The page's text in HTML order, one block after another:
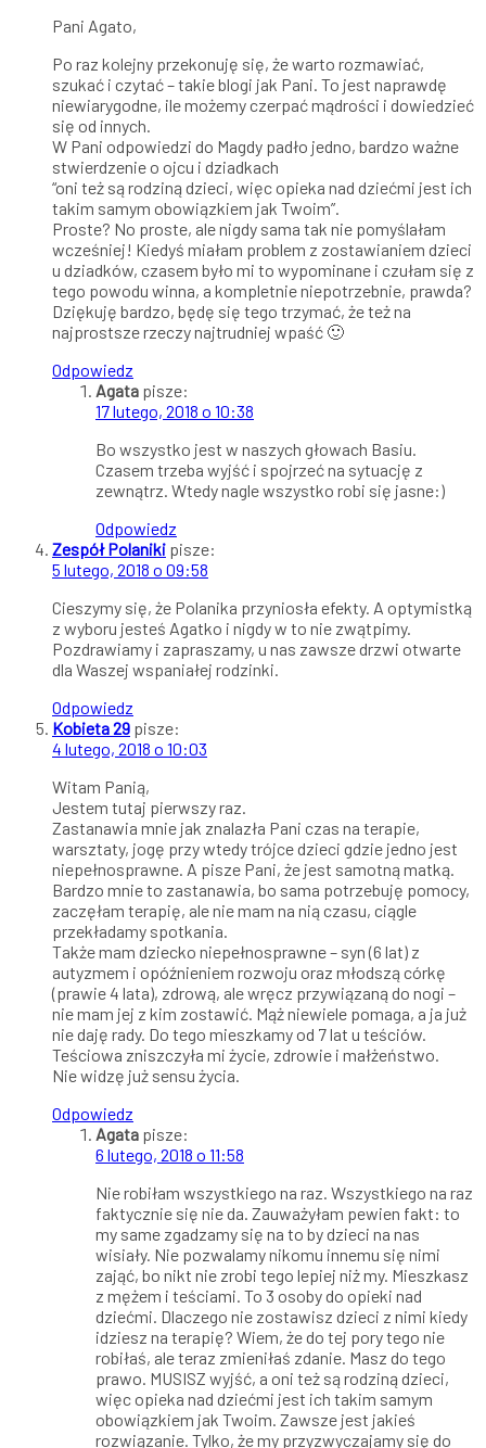
Pani Agato,
Po raz kolejny przekonuję się, że warto rozmawiać,
szukać i czytać – takie blogi jak Pani. To jest naprawdę
niewiarygodne, ile możemy czerpać mądrości i dowiedzieć
się od innych.
W Pani odpowiedzi do Magdy padło jedno, bardzo ważne
stwierdzenie o ojcu i dziadkach
“oni też są rodziną dzieci, więc opieka nad dziećmi jest ich
takim samym obowiązkiem jak Twoim”.
Proste? No proste, ale nigdy sama tak nie pomyślałam
wcześniej! Kiedyś miałam problem z zostawianiem dzieci
u dziadków, czasem było mi to wypominane i czułam się z
tego powodu winna, a kompletnie niepotrzebnie, prawda?
Dziękuję bardzo, będę się tego trzymać, że też na
najprostsze rzeczy najtrudniej wpaść 🙂
Odpowiedz
Agata pisze:
17 lutego, 2018 o 10:38
Bo wszystko jest w naszych głowach Basiu.
Czasem trzeba wyjść i spojrzeć na sytuację z
zewnątrz. Wtedy nagle wszystko robi się jasne:)
Odpowiedz
Zespół Polaniki pisze:
5 lutego, 2018 o 09:58
Cieszymy się, że Polanika przyniosła efekty. A optymistką
z wyboru jesteś Agatko i nigdy w to nie zwątpimy.
Pozdrawiamy i zapraszamy, u nas zawsze drzwi otwarte
dla Waszej wspaniałej rodzinki.
Odpowiedz
Kobieta 29 pisze:
4 lutego, 2018 o 10:03
Witam Panią,
Jestem tutaj pierwszy raz.
Zastanawia mnie jak znalazła Pani czas na terapie,
warsztaty, jogę przy wtedy trójce dzieci gdzie jedno jest
niepełnosprawne. A pisze Pani, że jest samotną matką.
Bardzo mnie to zastanawia, bo sama potrzebuję pomocy,
zaczęłam terapię, ale nie mam na nią czasu, ciągle
przekładamy spotkania.
Także mam dziecko niepełnosprawne – syn (6 lat) z
autyzmem i opóźnieniem rozwoju oraz młodszą córkę
(prawie 4 lata), zdrową, ale wręcz przywiązaną do nogi –
nie mam jej z kim zostawić. Mąż niewiele pomaga, a ja już
nie daję rady. Do tego mieszkamy od 7 lat u teściów.
Teściowa zniszczyła mi życie, zdrowie i małżeństwo.
Nie widzę już sensu życia.
Odpowiedz
Agata pisze:
6 lutego, 2018 o 11:58
Nie robiłam wszystkiego na raz. Wszystkiego na raz
faktycznie się nie da. Zauważyłam pewien fakt: to
my same zgadzamy się na to by dzieci na nas
wisiały. Nie pozwalamy nikomu innemu się nimi
zająć, bo nikt nie zrobi tego lepiej niż my. Mieszkasz
z mężem i teściami. To 3 osoby do opieki nad
dziećmi. Dlaczego nie zostawisz dzieci z nimi kiedy
idziesz na terapię? Wiem, że do tej pory tego nie
robiłaś, ale teraz zmieniłaś zdanie. Masz do tego
prawo. MUSISZ wyjść, a oni też są rodziną dzieci,
więc opieka nad dziećmi jest ich takim samym
obowiązkiem jak Twoim. Zawsze jest jakieś
rozwiązanie. Tylko, że my przyzwyczajamy się do